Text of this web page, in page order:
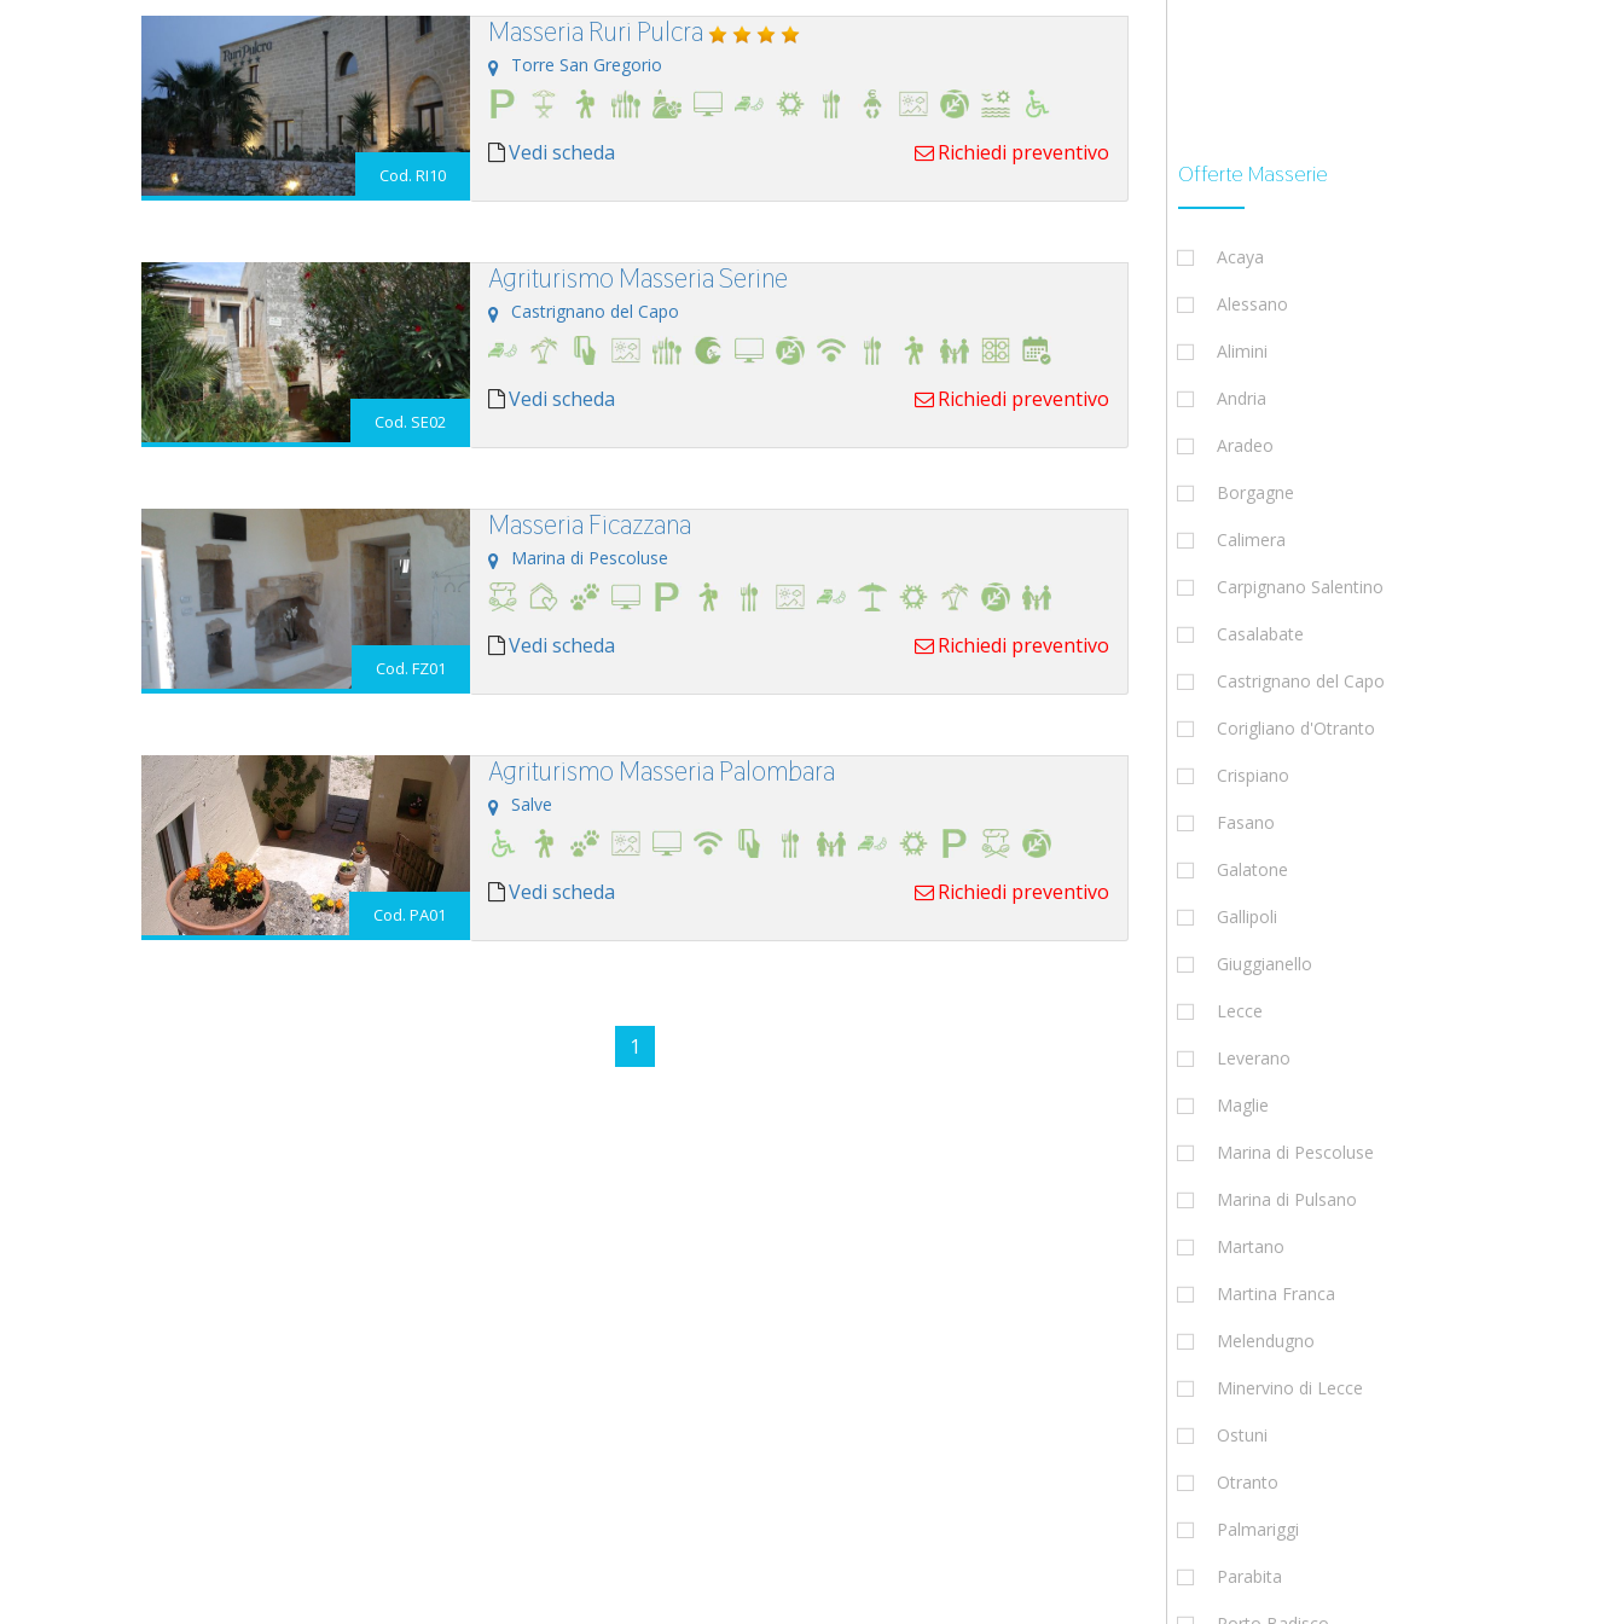
Cod. RI10
Masseria Ruri Pulcra
Torre San Gregorio
Vedi scheda Richiedi preventivo
Cod. SE02
Agriturismo Masseria Serine
Castrignano del Capo
Vedi scheda Richiedi preventivo
Cod. FZ01
Masseria Ficazzana
Marina di Pescoluse
Vedi scheda Richiedi preventivo
Cod. PA01
Agriturismo Masseria Palombara
Salve
Vedi scheda Richiedi preventivo
1
Offerte Masserie
Acaya
Alessano
Alimini
Andria
Aradeo
Borgagne
Calimera
Carpignano Salentino
Casalabate
Castrignano del Capo
Corigliano d'Otranto
Crispiano
Fasano
Galatone
Gallipoli
Giuggianello
Lecce
Leverano
Maglie
Marina di Pescoluse
Marina di Pulsano
Martano
Martina Franca
Melendugno
Minervino di Lecce
Ostuni
Otranto
Palmariggi
Parabita